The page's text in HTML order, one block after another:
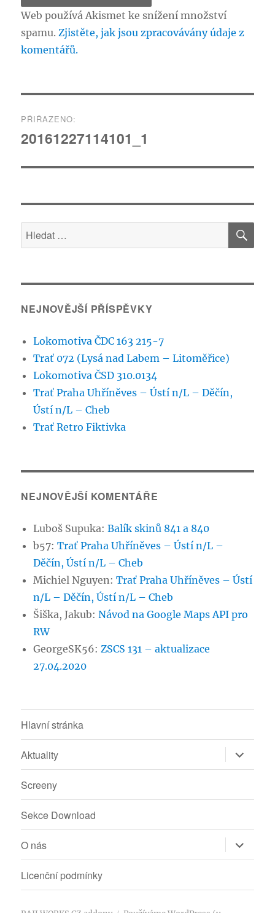
Web používá Akismet ke snížení množství
spamu. Zjistěte, jak jsou zpracovávány údaje z
komentářů.
pro
PŘIŘAZENO:
20161227114101_1
Hledat:
NEJNOVĚJŠÍ PŘÍSPĚVKY
Lokomotiva ČDC 163 215-7
Trať 072 (Lysá nad Labem – Litoměřice)
Lokomotiva ČSD 310.0134
Trať Praha Uhříněves – Ústí n/L – Děčín,
Ústí n/L – Cheb
Trať Retro Fiktivka
NEJNOVĚJŠÍ KOMENTÁŘE
Luboš Supuka:Balík skinů 841 a 840
b57:Trať Praha Uhříněves – Ústí n/L –
Děčín, Ústí n/L – Cheb
Michiel Nguyen:Trať Praha Uhříněves – Ústí
n/L – Děčín, Ústí n/L – Cheb
Šiška, Jakub:Návod na Google Maps API pro
RW
GeorgeSK56: ZSCS 131 – aktualizace
27.04.2020
Hlavní stránka
Aktuality Zobrazit
položky
Screeny
Sekce Download
O nás Zobrazit
položky
Licenční podmínky